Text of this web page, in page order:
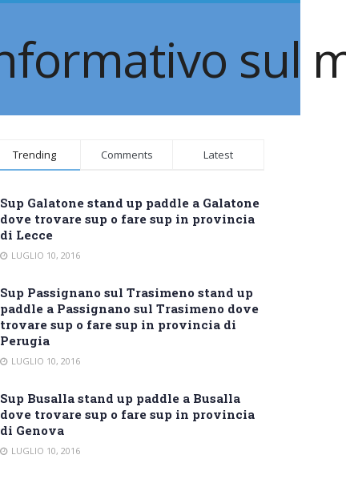
Trending Comments Latest
Sup Galatone stand up paddle a Galatone
dove trovare sup o fare sup in provincia
di Lecce
LUGLIO 10, 2016
Sup Passignano sul Trasimeno stand up
paddle a Passignano sul Trasimeno dove
trovare sup o fare sup in provincia di
Perugia
LUGLIO 10, 2016
Sup Busalla stand up paddle a Busalla
dove trovare sup o fare sup in provincia
di Genova
LUGLIO 10, 2016